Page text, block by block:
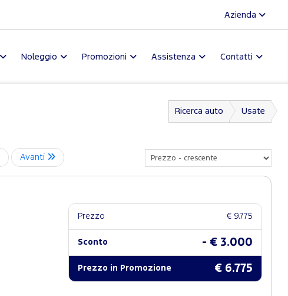
Azienda
Noleggio Promozioni Assistenza Contatti
Ricerca auto Usate
Avanti
Prezzo € 9.775
Sconto - € 3.000
Prezzo in Promozione € 6.775